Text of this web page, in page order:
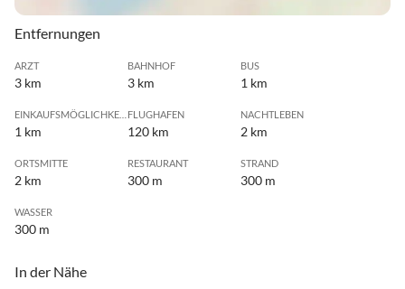
Entfernungen
ARZT
3 km
BAHNHOF
3 km
BUS
1 km
1 km
FLUGHAFEN
120 km
NACHTLEBEN
2 km
ORTSMITTE
2 km
RESTAURANT
300 m
STRAND
300 m
WASSER
300 m
In der Nähe